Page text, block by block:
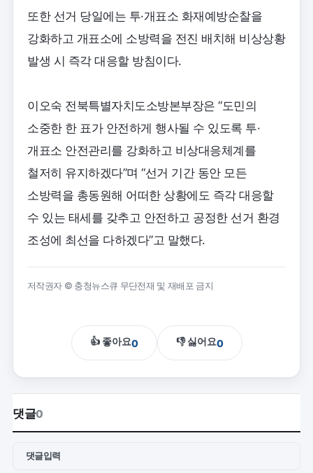
또한 선거 당일에는 투·개표소 화재예방순찰을
강화하고 개표소에 소방력을 전진 배치해 비상상황
발생 시 즉각 대응할 방침이다.
이오숙 전북특별자치도소방본부장은 “도민의
소중한 한 표가 안전하게 행사될 수 있도록 투·
개표소 안전관리를 강화하고 비상대응체계를
철저히 유지하겠다”며 “선거 기간 동안 모든
소방력을 총동원해 어떠한 상황에도 즉각 대응할
수 있는 태세를 갖추고 안전하고 공정한 선거 환경
조성에 최선을 다하겠다”고 말했다.
저작권자 © 충청뉴스큐 무단전재 및 재배포 금지
👍 좋아요0 👎 싫어요0
댓글0
댓글입력